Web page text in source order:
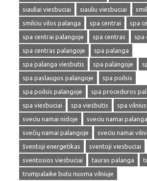
siauliai viesbuciai
siauliu viesbuciai
smilciu vilos palanga
spa centrai
spa
spa centrai palangoje
spa centras
spa
spa centras palangoje
spa palanga
spa palanga viesbutis
spa palangoje
spa paslaugos palangoje
spa poilsis
spa poilsis palangoje
spa proceduros
spa viesbuciai
spa viesbutis
spa
sveciu namai nidoje
sveciu namai palanga
svečių namai palangoje
sveciu namai
šventoji energetikas
sventoji viesbuciai
sventosios viesbuciai
tauras palanga
trumpalaike butu nuoma vilniuje